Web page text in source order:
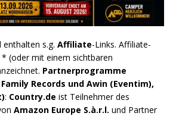
enthalten s.g. Affiliate-Links. Affiliate-
(oder mit einem sichtbaren
Partnerprogramme
Family Records und Awin (Eventim),
: Country.de ist Teilnehmer des
Amazon Europe S.à.r.l. und Partner